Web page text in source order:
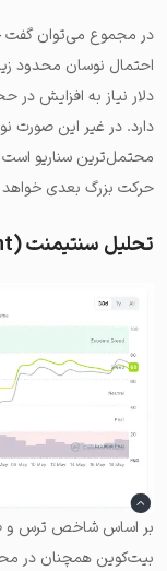
در مجموع می‌توان گفت
دلار نیاز به افزایش
محتمل‌ترین سناریو است و
حرکت بزرگ بعدی
تحلیل سنتیمنت (Sentiment) بیت کوین
بیت‌کوین همچنان در